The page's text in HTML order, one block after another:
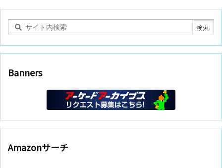
Banners
Amazonサーチ